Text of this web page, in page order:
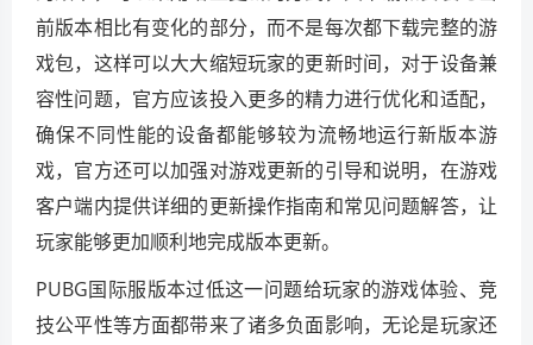
前版本相比有变化的部分，而不是每次都下载完整的游
戏包，这样可以大大缩短玩家的更新时间，对于设备兼
容性问题，官方应该投入更多的精力进行优化和适配，
确保不同性能的设备都能够较为流畅地运行新版本游
戏，官方还可以加强对游戏更新的引导和说明，在游戏
客户端内提供详细的更新操作指南和常见问题解答，让
玩家能够更加顺利地完成版本更新。
PUBG国际服版本过低这一问题给玩家的游戏体验、竞
技公平性等方面都带来了诸多负面影响，无论是玩家还